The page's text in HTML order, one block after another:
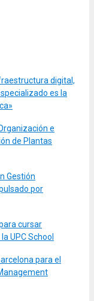
digital,
es la
e
de Plantas
Gestión
por
cursar
UPC School
para el